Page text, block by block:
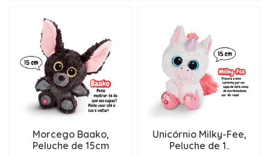
Morcego Baako,
Peluche de 15cm
Unicórnio Milky-Fee,
Peluche de 1..